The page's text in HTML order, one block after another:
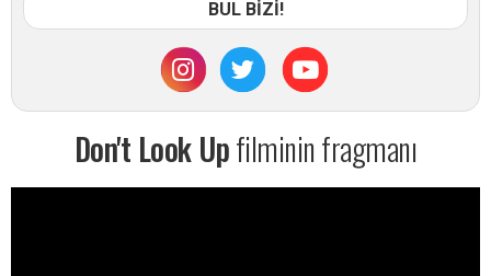
BUL BİZİ!
Don't Look Upfilminin fragmanı